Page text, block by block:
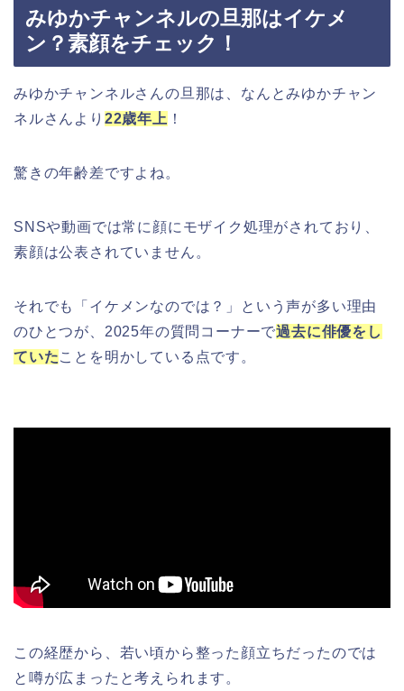
みゆかチャンネルの旦那はイケメ
ン？素顔をチェック！
みゆかチャンネルさんの旦那は、なんとみゆかチャン
ネルさんより 22歳年上 ！
驚きの年齢差ですよね。
SNSや動画では常に顔にモザイク処理がされており、
素顔は公表されていません。
それでも「イケメンなのでは？」という声が多い理由
のひとつが、2025年の質問コーナーで過去に俳優をし
ていたことを明かしている点です。
この経歴から、若い頃から整った顔立ちだったのでは
と噂が広まったと考えられます。